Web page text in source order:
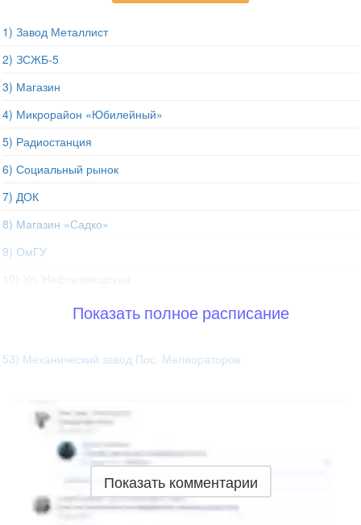
1) Завод Металлист
2) ЗСЖБ-5
3) Магазин
4) Микрорайон «Юбилейный»
5) Радиостанция
6) Социальный рынок
7) ДОК
8) Магазин «Садко»
9) ОмГУ
10) Ул. Нефтезаводская
Показать полное расписание
53) Механический завод Пос. Мелиораторов
Показать комментарии